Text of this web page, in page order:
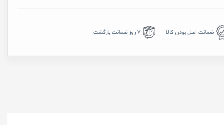
ضمانت اصل بودن کالا 7 روز ضمانت بازگشت